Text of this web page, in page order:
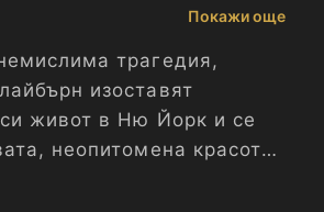
Покажи още
трагедия,
изоставят
живот в Ню Йорк и се
неопитомена красота